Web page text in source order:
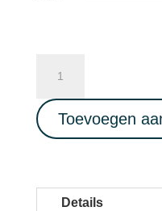
15/02/2023
aantal
Toevoegen
Details